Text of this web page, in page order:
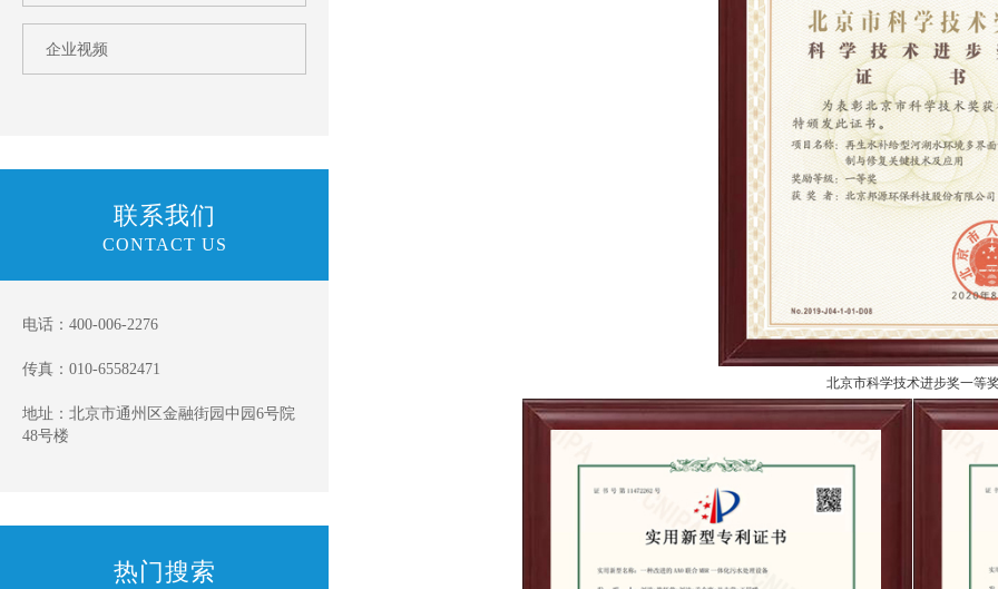
企业视频
联系我们
CONTACT US
电话：400-006-2276
传真：010-65582471
地址：北京市通州区金融街园中园6号院
48号楼
热门搜索
北京市科学技术进步奖一等